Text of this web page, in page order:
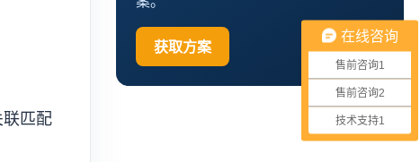
匹配
获取方案
在线咨询
售前咨询1
售前咨询2
技术支持1